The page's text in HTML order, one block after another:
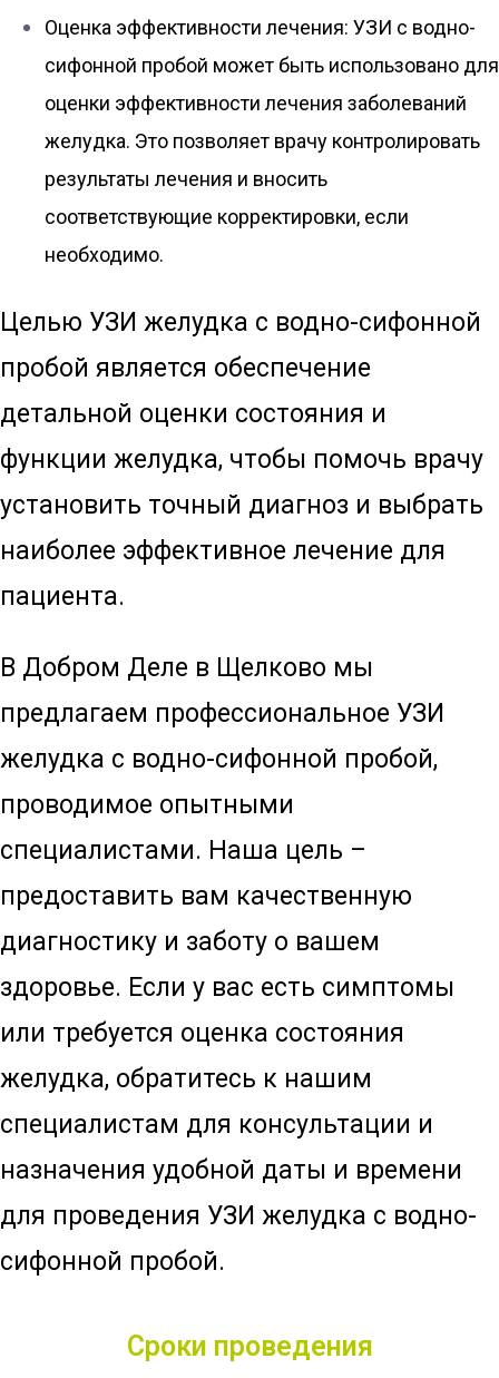
Оценка эффективности лечения: УЗИ с водно-
сифонной пробой может быть использовано для
оценки эффективности лечения заболеваний
желудка. Это позволяет врачу контролировать
результаты лечения и вносить
соответствующие корректировки, если
необходимо.
Целью УЗИ желудка с водно-сифонной
пробой является обеспечение
детальной оценки состояния и
функции желудка, чтобы помочь врачу
установить точный диагноз и выбрать
наиболее эффективное лечение для
пациента.
В Добром Деле в Щелково мы
предлагаем профессиональное УЗИ
желудка с водно-сифонной пробой,
проводимое опытными
специалистами. Наша цель –
предоставить вам качественную
диагностику и заботу о вашем
здоровье. Если у вас есть симптомы
или требуется оценка состояния
желудка, обратитесь к нашим
специалистам для консультации и
назначения удобной даты и времени
для проведения УЗИ желудка с водно-
сифонной пробой.
Сроки проведения